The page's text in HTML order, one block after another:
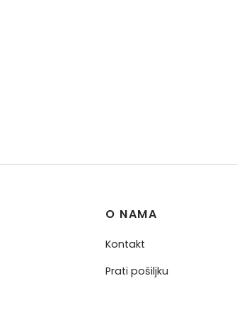
O NAMA
Kontakt
Prati pošiljku